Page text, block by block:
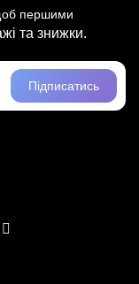
першими
та знижки.
Підписатись